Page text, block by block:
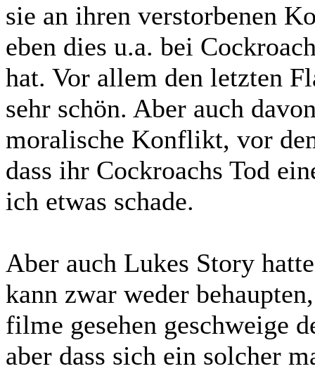
sie an ihren verstorbenen
eben dies u.a. bei
hat. Vor allem den letzten
sehr schön. Aber auch
moralische Konflikt, vor
dass ihr Cockroachs Tod
ich etwas schade.
Aber auch Lukes Story
kann zwar weder
filme gesehen geschweige
aber dass sich ein solcher